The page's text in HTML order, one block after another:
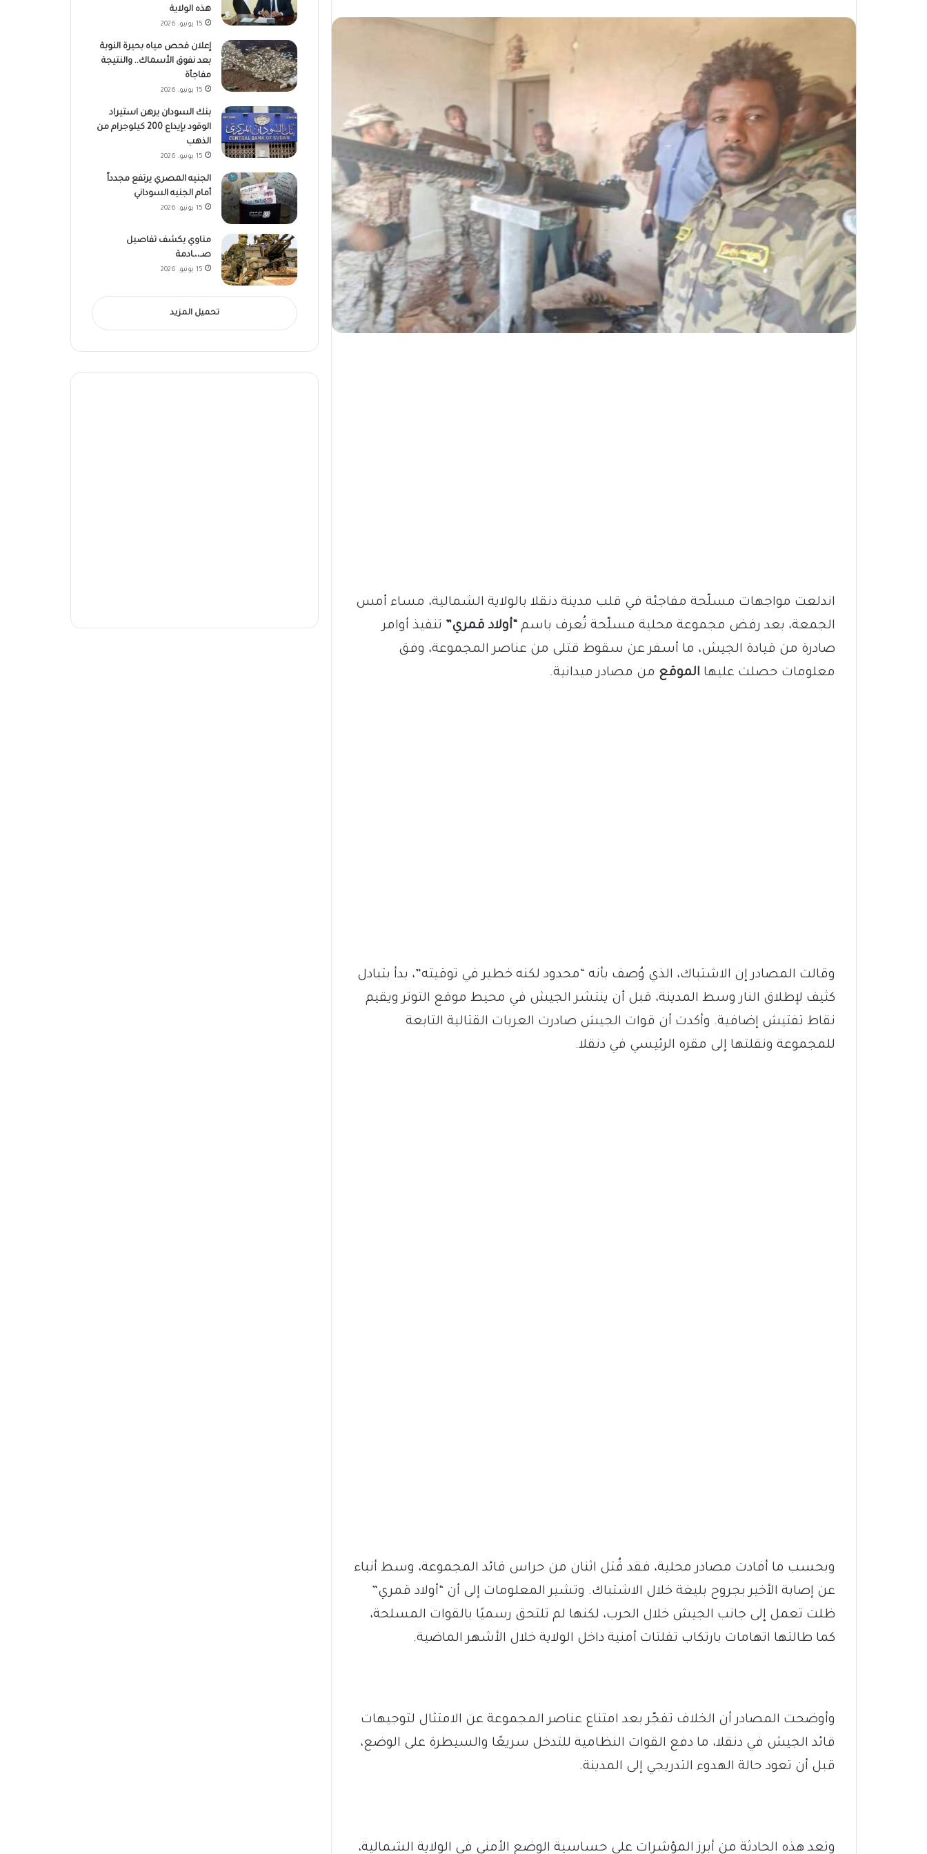
اندلعت مواجهات مسلّحة مفاجئة في قلب مدينة دنقلا بالولاية الشمالية، مساء أمس
الجمعة، بعد رفض مجموعة محلية مسلّحة تُعرف باسم “أولاد قمري” تنفيذ أوامر
صادرة من قيادة الجيش، ما أسفر عن سقوط قتلى من عناصر المجموعة، وفق
معلومات حصلت عليها الموقع من مصادر ميدانية.
وقالت المصادر إن الاشتباك، الذي وُصف بأنه “محدود لكنه خطير في توقيته”، بدأ بتبادل
كثيف لإطلاق النار وسط المدينة، قبل أن ينتشر الجيش في محيط موقع التوتر ويقيم
نقاط تفتيش إضافية. وأكدت أن قوات الجيش صادرت العربات القتالية التابعة
للمجموعة ونقلتها إلى مقره الرئيسي في دنقلا.
وبحسب ما أفادت مصادر محلية، فقد قُتل اثنان من حراس قائد المجموعة، وسط أنباء
عن إصابة الأخير بجروح بليغة خلال الاشتباك. وتشير المعلومات إلى أن “أولاد قمري”
ظلت تعمل إلى جانب الجيش خلال الحرب، لكنها لم تلتحق رسميًا بالقوات المسلحة،
كما طالتها اتهامات بارتكاب تفلتات أمنية داخل الولاية خلال الأشهر الماضية.
وأوضحت المصادر أن الخلاف تفجّر بعد امتناع عناصر المجموعة عن الامتثال لتوجيهات
قائد الجيش في دنقلا، ما دفع القوات النظامية للتدخل سريعًا والسيطرة على الوضع،
قبل أن تعود حالة الهدوء التدريجي إلى المدينة.
وتعد هذه الحادثة من أبرز المؤشرات على حساسية الوضع الأمني في الولاية الشمالية،
هذه الولاية
15 يونيو، 2026
إعلان فحص مياه بحيرة النوبة
بعد نفوق الأسماك.. والنتيجة
مفاجأة
15 يونيو، 2026
بنك السودان يرهن استيراد
الوقود بإيداع 200 كيلوجرام من
الذهب
15 يونيو، 2026
الجنيه المصري يرتفع مجدداً
أمام الجنيه السوداني
15 يونيو، 2026
مناوي يكشف تفاصيل
صـ،،ـادمة
15 يونيو، 2026
تحميل المزيد